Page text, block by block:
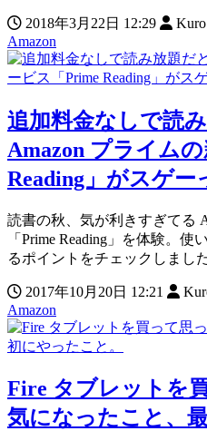
2018年3月22日 12:29 Kuro
Amazon
追加料金なしで読
Amazon プライム
Reading」がスゲー
読書の秋、気が利きすぎてる
「Prime Reading」を体験。
るポイントをチェックしました
2017年10月20日 12:21
Amazon
Fire タブレットを
気になったこと、